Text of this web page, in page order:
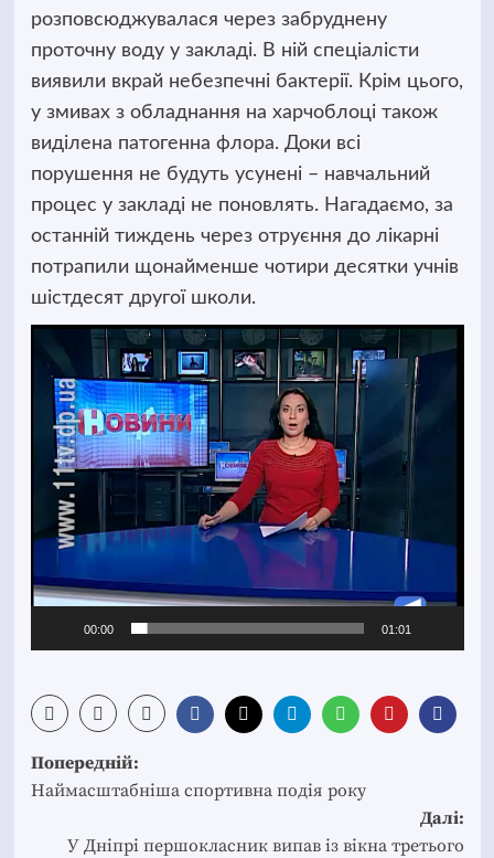
розповсюджувалася через забруднену
проточну воду у закладі. В ній спеціалісти
виявили вкрай небезпечні бактерії. Крім цього,
у змивах з обладнання на харчоблоці також
виділена патогенна флора. Доки всі
порушення не будуть усунені – навчальний
процес у закладі не поновлять. Нагадаємо, за
останній тиждень через отруєння до лікарні
потрапили щонайменше чотири десятки учнів
шістдесят другої школи.
Відеопрогравач
00:00 01:01
Post
navigation
Попередній:
Наймасштабніша спортивна подія року
Далі:
У Дніпрі першокласник випав із вікна третього